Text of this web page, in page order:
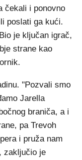
čekali i ponovno
poslati ga kući.
je ključan igrač,
strane kao
"Pozvali smo
Jarella
braniča, a i
pa Trevoh
i pruža nam
zaključio je